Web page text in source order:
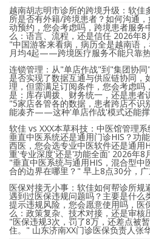
越南胡志明市诊所的跨境升级：软佳
所是否有外籍/跨境患者？如何沟通
动预约，您会考虑吗，跨境患者服务
么：语言、流程，还是信任 2026年8
"中国游客来看病，病历全是越南语
月均4起——跨境医疗服务不能只靠
连锁管理：从"单店作战"到"集团协
是否实现了数据互通与供应链协同，
理，但需满足订阅条件，您会考虑吗
是：库存调拨、财务统一，还是患者
"5家店各管各的数据，患者跨店不识
能凑齐——这种'单店作战'模式还能
软佳 vs XXX本草科技：中医馆管理
垂直中医系统还是通用门诊HIS？功
西医，您会选专业中医软件还是通用
重'专业深度'还是'功能全面' 2026年8
"垂直中医系统与通用HIS，混合型中
合的边界在哪里？" 早上8点30分，
医保对接无小事：软佳如何帮诊所规
遇到过医保违规问题吗？主要是什么
提示违规风险，您会愿意使用吗，医
么：政策复杂、技术对接，还是审核
"医保违规3次，罚了8万，还差点
住。" 山东济南XX门诊医保负责人张